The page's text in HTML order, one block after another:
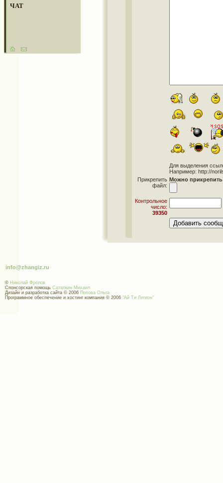
ЧАТ
Для выделения
Например: http://
Прикрепить
файл:
Можно
Контрольное
число:
39350
info@zhangiz.ru
© Николай Фролов
Спонсорская помощь Саталкин Михаил
Дизайн и разработка сайта © 2006 Попова Ольга
Программное обеспечение и хостинг компания © 2006 "Ай Ти Легион"